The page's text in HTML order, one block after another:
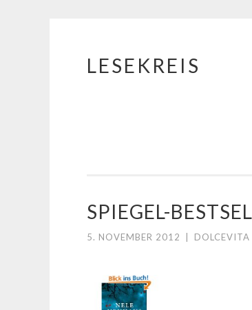
Springe
LESEKREIS
SPIEGEL-
5. NOVEMBER 2012 DOLCEVITA